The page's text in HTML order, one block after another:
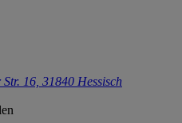
Str. 16, 31840 Hessisch